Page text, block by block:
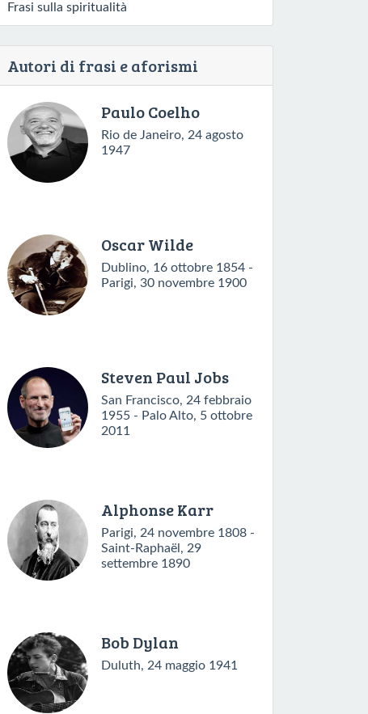
Frasi sulla spiritualità
Autori di frasi e aforismi
Paulo Coelho
Rio de Janeiro, 24 agosto
1947
Oscar Wilde
Dublino, 16 ottobre 1854 -
Parigi, 30 novembre 1900
Steven Paul Jobs
San Francisco, 24 febbraio
1955 - Palo Alto, 5 ottobre
2011
Alphonse Karr
Parigi, 24 novembre 1808 -
Saint-Raphaël, 29
settembre 1890
Bob Dylan
Duluth, 24 maggio 1941